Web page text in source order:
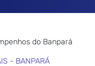
do Banpará
- BANPARÁ